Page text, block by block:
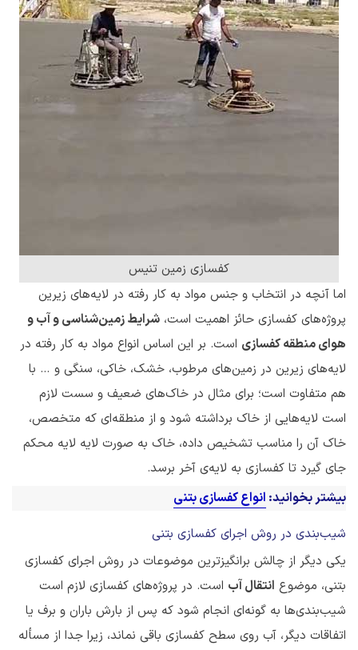
کفسازی زمین تنیس
اما آنچه در انتخاب و جنس مواد به کار رفته در لایه‌های زیرین
پروژه‌های کفسازی حائز اهمیت است، شرایط زمین‌شناسی و آب و
هوای منطقه کفسازی است. بر این اساس انواع مواد به کار رفته در
لایه‌های زیرین در زمین‌های مرطوب، خشک، خاکی، سنگی و … با
هم متفاوت است؛ برای مثال در خاک‌های ضعیف و سست لازم
است لایه‌هایی از خاک برداشته شود و از منطقه‌ای که متخصص،
خاک آن را مناسب تشخیص داده، خاک به صورت لایه لایه محکم
جای گیرد تا کفسازی به لایه‌ی آخر برسد.
بیشتر بخوانید: انواع کفسازی بتنی
شیب‌بندی در روش اجرای کفسازی بتنی
یکی دیگر از چالش برانگیزترین موضوعات در روش اجرای کفسازی
بتنی، موضوع انتقال آب است. در پروژه‌های کفسازی لازم است
شیب‌بندی‌ها به گونه‌ای انجام شود که پس از بارش باران و برف یا
اتفاقات دیگر، آب روی سطح کفسازی باقی نماند، زیرا جدا از مسأله